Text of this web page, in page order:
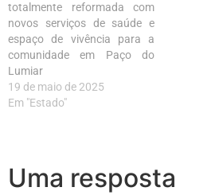
totalmente reformada com
novos serviços de saúde e
espaço de vivência para a
comunidade em Paço do
Lumiar
19 de maio de 2025
Em "Estado"
Uma resposta